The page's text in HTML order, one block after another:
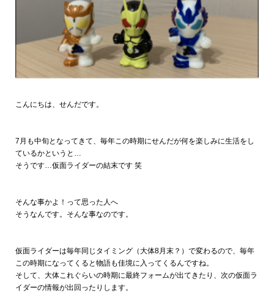
こんにちは、せんだです。
7月も中旬となってきて、毎年この時期にせんだが何を楽しみに生活をし
ているかというと…
そうです…仮面ライダーの結末です 笑
そんな事かよ！って思った人へ
そうなんです。そんな事なのです。
仮面ライダーは毎年同じタイミング（大体8月末？）で変わるので、毎年
この時期になってくると物語も佳境に入ってくるんですね。
そして、大体これぐらいの時期に最終フォームが出てきたり、次の仮面ラ
イダーの情報が出回ったりします。